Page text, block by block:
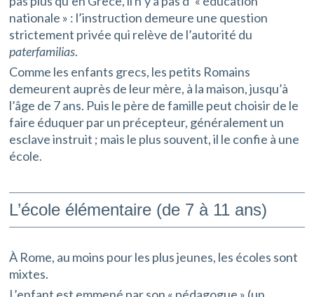
nationale » : l’instruction demeure une question
strictement privée qui relève de l’autorité du
paterfamilias.
Comme les enfants grecs, les petits Romains
demeurent auprès de leur mère, à la maison, jusqu’à
l’âge de 7 ans. Puis le père de famille peut choisir de le
faire éduquer par un précepteur, généralement un
esclave instruit ; mais le plus souvent, il le confie à une
école.
L’école élémentaire (de 7 à 11 ans)
À Rome, au moins pour les plus jeunes, les écoles sont
mixtes.